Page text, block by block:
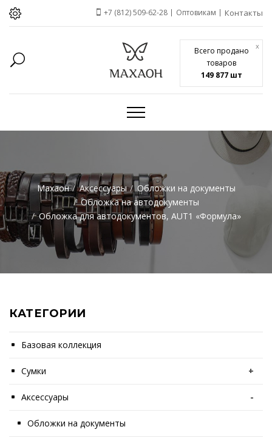
Всего продано
товаров
149 877 шт
x
+7 (812) 509-62-28 Оптовикам Контакты
Махаон Аксессуары
Обложки на документы
Обложка на автодокументы
Обложка для автодокументов, AUT1 «Формула»
КАТЕГОРИИ
Базовая коллекция
Сумки +
Аксессуары -
Обложки на документы